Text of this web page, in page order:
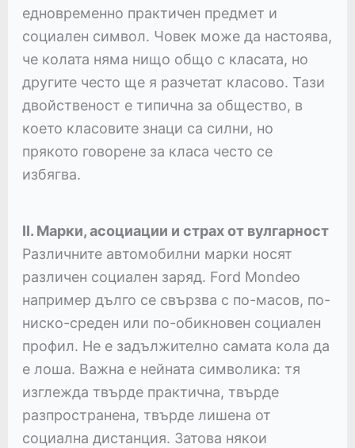
едновременно практичен предмет и
социален символ. Човек може да настоява,
че колата няма нищо общо с класата, но
другите често ще я разчетат класово. Тази
двойственост е типична за общество, в
което класовите знаци са силни, но
прякото говорене за класа често се
избягва.
II. Марки, асоциации и страх от вулгарност
Различните автомобилни марки носят
различен социален заряд. Ford Mondeo
например дълго се свързва с по-масов, по-
ниско-среден или по-обикновен социален
профил. Не е задължително самата кола да
е лоша. Важна е нейната символика: тя
изглежда твърде практична, твърде
разпространена, твърде лишена от
социална дистанция. Затова някои